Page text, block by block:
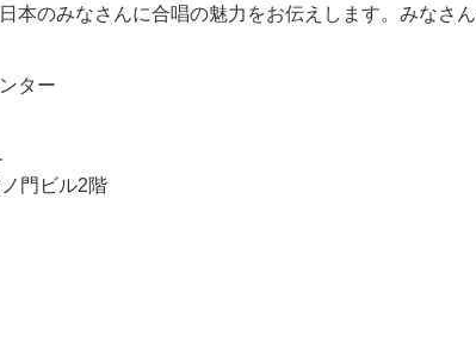
本のみなさんに合唱の魅力をお伝えします。みなさん
ター
門ビル2階